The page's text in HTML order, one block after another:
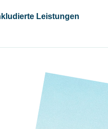
Leistungen